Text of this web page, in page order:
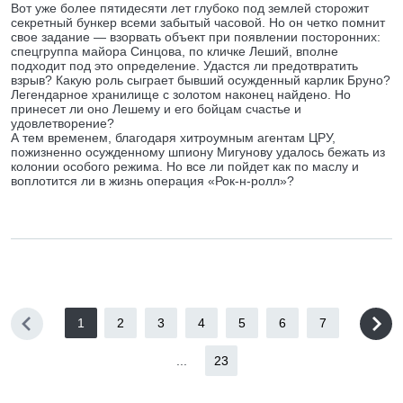
Вот уже более пятидесяти лет глубоко под землей сторожит
секретный бункер всеми забытый часовой. Но он четко помнит
свое задание — взорвать объект при появлении посторонних:
спецгруппа майора Синцова, по кличке Леший, вполне
подходит под это определение. Удастся ли предотвратить
взрыв? Какую роль сыграет бывший осужденный карлик Бруно?
Легендарное хранилище с золотом наконец найдено. Но
принесет ли оно Лешему и его бойцам счастье и
удовлетворение?
А тем временем, благодаря хитроумным агентам ЦРУ,
пожизненно осужденному шпиону Мигунову удалось бежать из
колонии особого режима. Но все ли пойдет как по маслу и
воплотится ли в жизнь операция «Рок-н-ролл»?
1 2 3 4 5 6 7
23